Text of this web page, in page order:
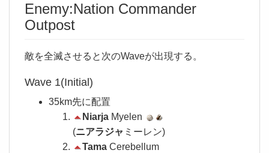
Enemy:Nation Commander
Outpost
敵を全滅させると次のWaveが出現する。
Wave 1(Initial)
35km先に配置
Niarja Myelen
(ニアラジャ ミーレン)
Tama Cerebellum